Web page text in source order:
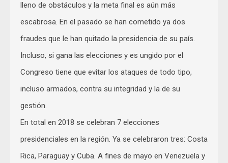
lleno de obstáculos y la meta final es aún más
escabrosa. En el pasado se han cometido ya dos
fraudes que le han quitado la presidencia de su país.
Incluso, si gana las elecciones y es ungido por el
Congreso tiene que evitar los ataques de todo tipo,
incluso armados, contra su integridad y la de su
gestión.
En total en 2018 se celebran 7 elecciones
presidenciales en la región. Ya se celebraron tres: Costa
Rica, Paraguay y Cuba. A fines de mayo en Venezuela y